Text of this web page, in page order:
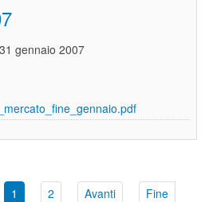
gennaio 2007
1 2 Avanti Fine